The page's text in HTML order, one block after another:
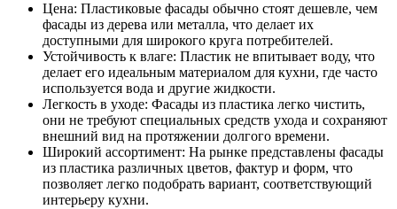
Цена: Пластиковые фасады обычно стоят дешевле, чем
фасады из дерева или металла, что делает их
доступными для широкого круга потребителей.
Устойчивость к влаге: Пластик не впитывает воду, что
делает его идеальным материалом для кухни, где часто
используется вода и другие жидкости.
Легкость в уходе: Фасады из пластика легко чистить,
они не требуют специальных средств ухода и сохраняют
внешний вид на протяжении долгого времени.
Широкий ассортимент: На рынке представлены фасады
из пластика различных цветов, фактур и форм, что
позволяет легко подобрать вариант, соответствующий
интерьеру кухни.